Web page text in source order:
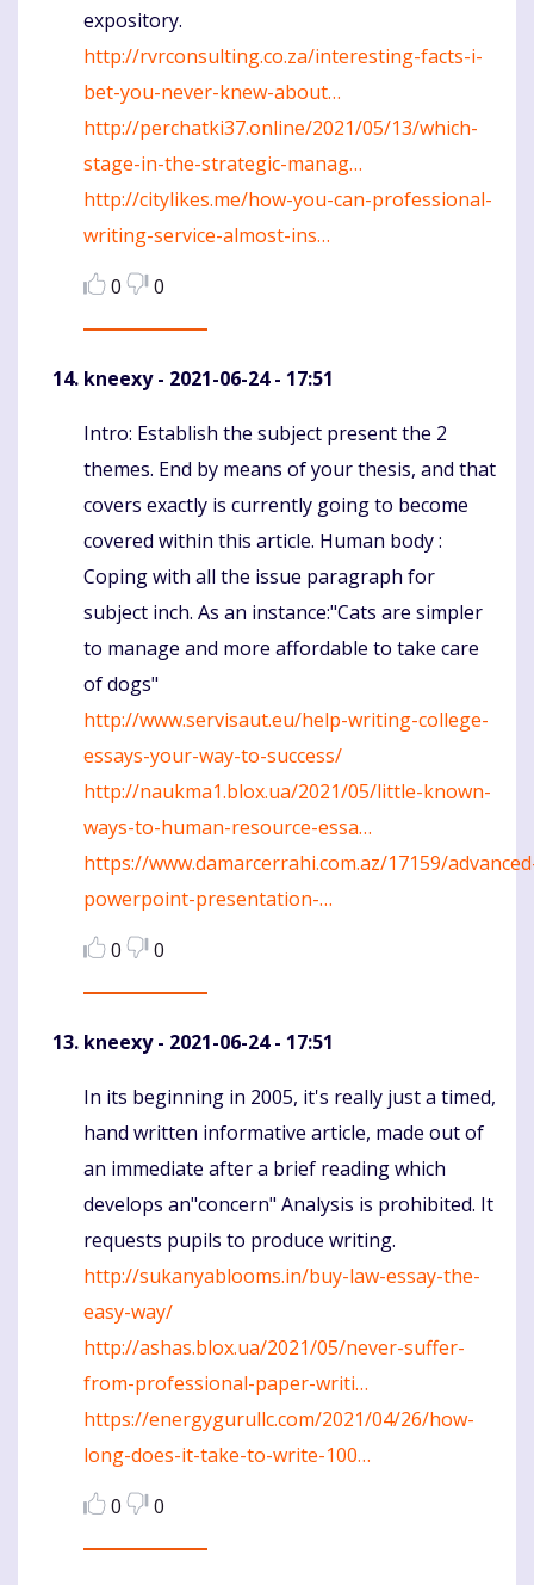
expository.
http://rvrconsulting.co.za/interesting-facts-i-
bet-you-never-knew-about…
http://perchatki37.online/2021/05/13/which-
stage-in-the-strategic-manag…
http://citylikes.me/how-you-can-professional-
writing-service-almost-ins…
0
0
kneexy- 2021-06-24 - 17:51
Komentaras
Intro: Establish the subject present the 2
themes. End by means of your thesis, and that
covers exactly is currently going to become
covered within this article. Human body :
Coping with all the issue paragraph for
subject inch. As an instance:"Cats are simpler
to manage and more affordable to take care
of dogs"
http://www.servisaut.eu/help-writing-college-
essays-your-way-to-success/
http://naukma1.blox.ua/2021/05/little-known-
ways-to-human-resource-essa…
https://www.damarcerrahi.com.az/17159/
powerpoint-presentation-…
0
0
kneexy- 2021-06-24 - 17:51
Komentaras
In its beginning in 2005, it's really just a timed,
hand written informative article, made out of
an immediate after a brief reading which
develops an"concern" Analysis is prohibited. It
requests pupils to produce writing.
http://sukanyablooms.in/buy-law-essay-the-
easy-way/
http://ashas.blox.ua/2021/05/never-suffer-
from-professional-paper-writi…
https://energygurullc.com/2021/04/26/how-
long-does-it-take-to-write-100…
0
0